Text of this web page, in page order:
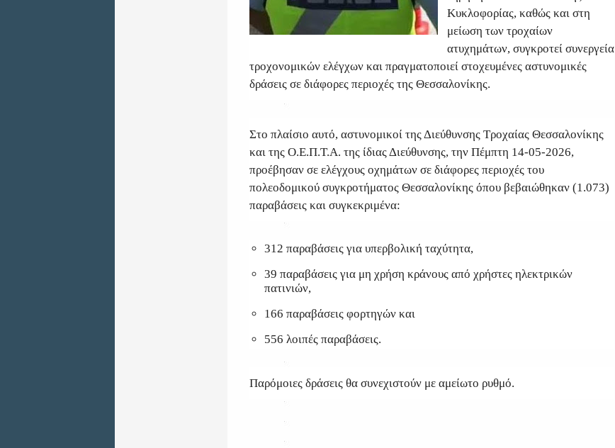
Κυκλοφορίας, καθώς και στη
μείωση των τροχαίων
ατυχημάτων, συγκροτεί συνεργεία
τροχονομικών ελέγχων και πραγματοποιεί στοχευμένες αστυνομικές
δράσεις σε διάφορες περιοχές της Θεσσαλονίκης.
Στο πλαίσιο αυτό, αστυνομικοί της Διεύθυνσης Τροχαίας Θεσσαλονίκης
και της Ο.Ε.Π.Τ.Α. της ίδιας Διεύθυνσης, την Πέμπτη 14-05-2026,
προέβησαν σε ελέγχους οχημάτων σε διάφορες περιοχές του
πολεοδομικού συγκροτήματος Θεσσαλονίκης όπου βεβαιώθηκαν (1.073)
παραβάσεις και συγκεκριμένα:
312 παραβάσεις για υπερβολική ταχύτητα,
39 παραβάσεις για μη χρήση κράνους από χρήστες ηλεκτρικών
πατινιών,
166 παραβάσεις φορτηγών και
556 λοιπές παραβάσεις.
Παρόμοιες δράσεις θα συνεχιστούν με αμείωτο ρυθμό.